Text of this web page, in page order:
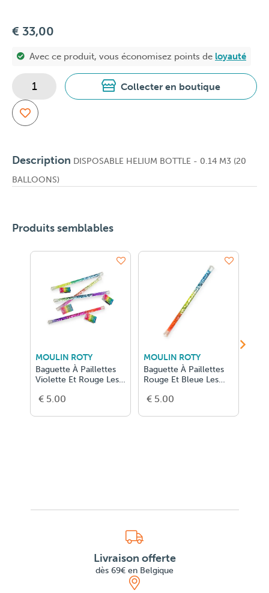
€ 33,00
Avec ce produit, vous économisez points de loyauté
Collecter en boutique
Description DISPOSABLE HELIUM BOTTLE - 0.14 M3 (20
BALLOONS)
Produits semblables
MOULIN ROTY
Baguette À Paillettes
Violette Et Rouge Les
€ 5.00
MOULIN ROTY
Baguette À Paillettes
Rouge Et Bleue Les
€ 5.00
Livraison offerte
dès 69€ en Belgique